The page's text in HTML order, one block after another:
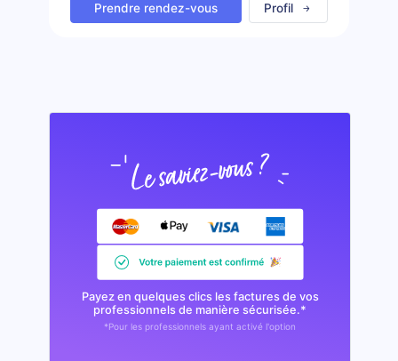
Prendre rendez-vous Profil
Payez en quelques clics les factures de vos
professionnels de manière sécurisée.*
*Pour les professionnels ayant activé l'option